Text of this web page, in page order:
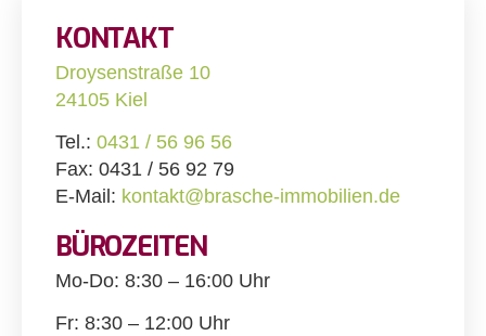
KONTAKT
Droysenstraße 10
24105 Kiel
Tel.: 0431 / 56 96 56
Fax: 0431 / 56 92 79
E-Mail: kontakt@brasche-immobilien.de
BÜROZEITEN
Mo-Do: 8:30 – 16:00 Uhr
Fr: 8:30 – 12:00 Uhr